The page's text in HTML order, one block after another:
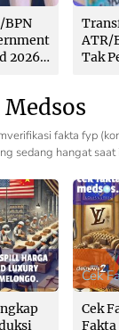
BPN
2026
ATR/
Tak
Medsos
fakta fyp
sedang hangat saat
Cek
Cek